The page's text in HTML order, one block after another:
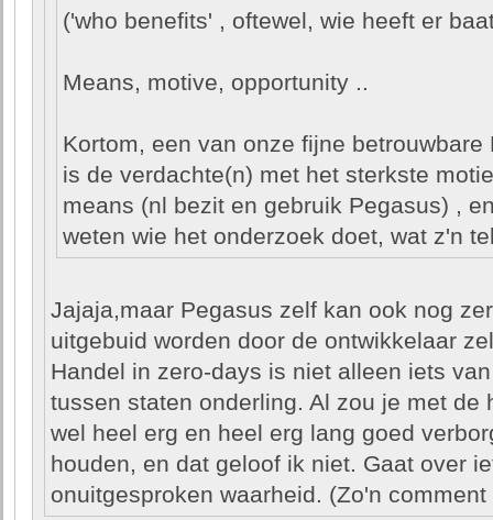
('who benefits' , oftewel, wie heeft er
Means, motive, opportunity ..
Kortom, een van onze fijne
is de verdachte(n) met het sterkste
means (nl bezit en gebruik Pegasus) ,
weten wie het onderzoek doet, wat z'n
Jajaja,maar Pegasus zelf kan ook nog
uitgebuid worden door de ontwikkelaar
Handel in zero-days is niet alleen iets
tussen staten onderling. Al zou je met de
wel heel erg en heel erg lang goed
houden, en dat geloof ik niet. Gaat over
onuitgesproken waarheid. (Zo'n